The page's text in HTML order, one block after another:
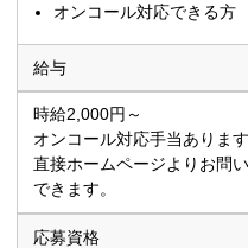
オンコール対応できる方
給与
時給2,000円～
オンコール対応手当あります
直接ホームページよりお問
できます。
応募資格